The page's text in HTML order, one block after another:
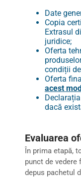
Date
Copia
Extrasul
juridice;
Oferta
condiții
Oferta
acest
dacă
Evaluarea
În prima etapă,
punct de
depus pachetul